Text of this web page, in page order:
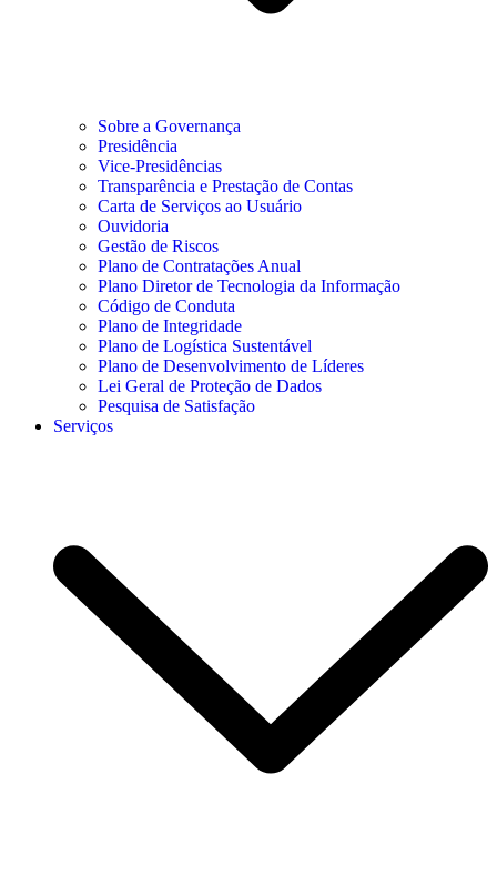
Sobre a Governança
Presidência
Vice-Presidências
Transparência e Prestação de Contas
Carta de Serviços ao Usuário
Ouvidoria
Gestão de Riscos
Plano de Contratações Anual
Plano Diretor de Tecnologia da Informação
Código de Conduta
Plano de Integridade
Plano de Logística Sustentável
Plano de Desenvolvimento de Líderes
Lei Geral de Proteção de Dados
Pesquisa de Satisfação
Serviços